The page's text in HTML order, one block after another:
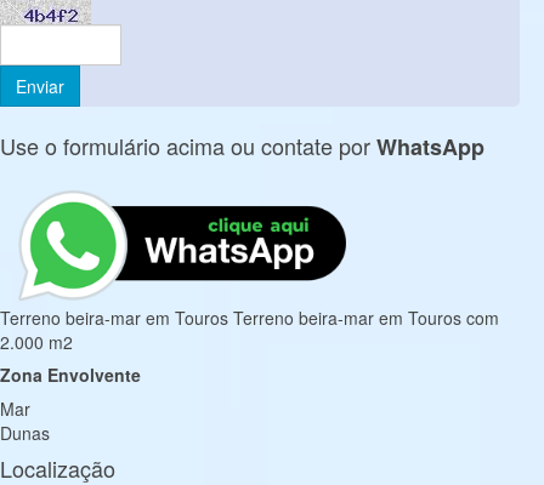
Use o formulário acima ou contate porWhatsApp
Terreno beira-mar em Touros Terreno beira-mar em Touros com
2.000 m2
Zona Envolvente
Mar
Dunas
Localização